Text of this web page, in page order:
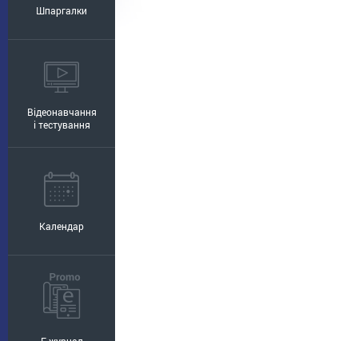
Шпаргалки
Відеонавчання
і тестування
Календар